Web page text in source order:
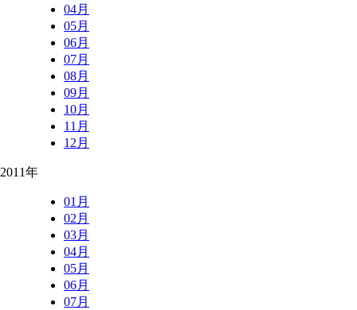
04月
05月
06月
07月
08月
09月
10月
11月
12月
2011年
01月
02月
03月
04月
05月
06月
07月